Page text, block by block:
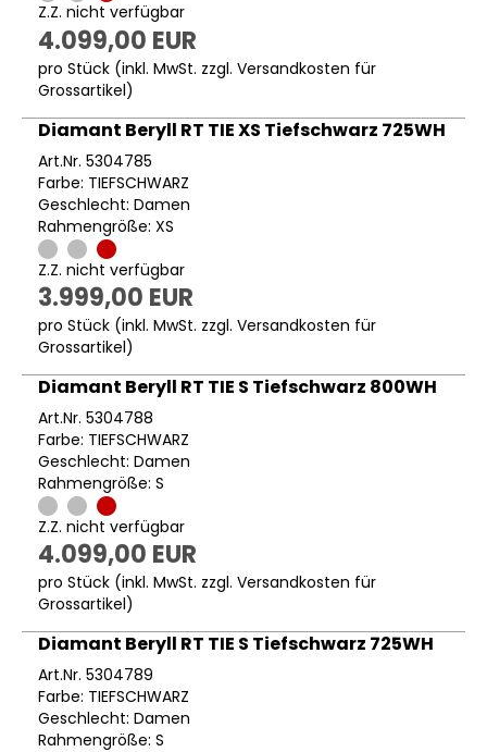
Z.Z. nicht verfügbar
4.099,00 EUR
pro Stück (inkl. MwSt. zzgl. Versandkosten für
Grossartikel)
Diamant Beryll RT TIE XS Tiefschwarz 725WH
Art.Nr. 5304785
Farbe: TIEFSCHWARZ
Geschlecht: Damen
Rahmengröße: XS
Z.Z. nicht verfügbar
3.999,00 EUR
pro Stück (inkl. MwSt. zzgl. Versandkosten für
Grossartikel)
Diamant Beryll RT TIE S Tiefschwarz 800WH
Art.Nr. 5304788
Farbe: TIEFSCHWARZ
Geschlecht: Damen
Rahmengröße: S
Z.Z. nicht verfügbar
4.099,00 EUR
pro Stück (inkl. MwSt. zzgl. Versandkosten für
Grossartikel)
Diamant Beryll RT TIE S Tiefschwarz 725WH
Art.Nr. 5304789
Farbe: TIEFSCHWARZ
Geschlecht: Damen
Rahmengröße: S